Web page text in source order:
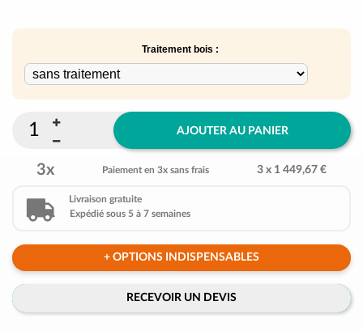
Traitement bois :
AJOUTER AU PANIER
3x Paiement en 3x sans frais 3 x 1 449,67 €
Livraison gratuite
Expédié sous 5 à 7 semaines
+ OPTIONS INDISPENSABLES
RECEVOIR UN DEVIS